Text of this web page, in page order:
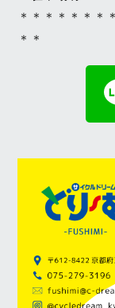
＊＊＊＊＊＊＊
＊＊